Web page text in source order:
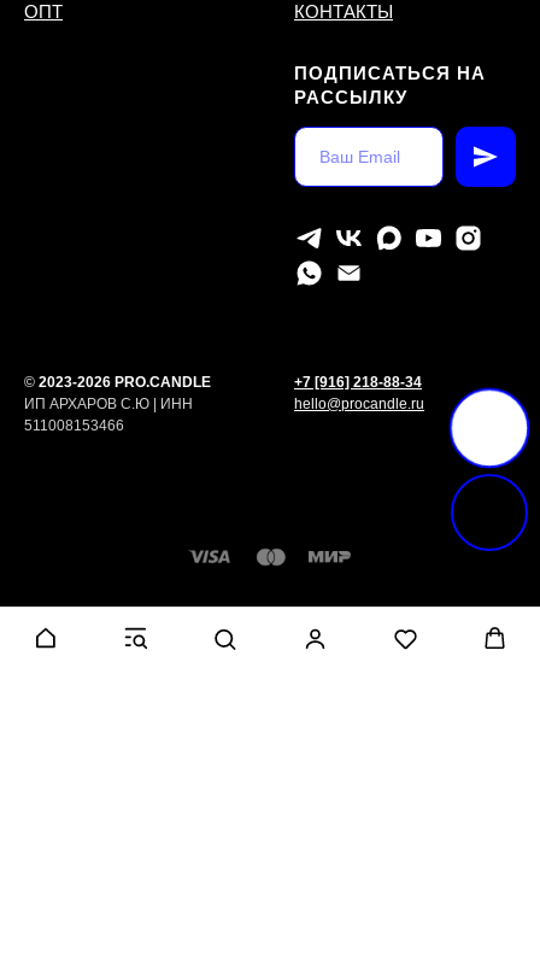
ОПТ
КОНТАКТЫ
ПОДПИСАТЬСЯ НА
РАССЫЛКУ
© 2023-2026 PRO.CANDLE
ИП АРХАРОВ С.Ю | ИНН
511008153466
+7 [916] 218-88-34
hello@procandle.ru
Made on Tilda